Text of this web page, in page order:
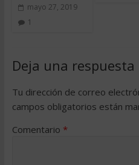
mayo 27, 2019
1
Deja una respuesta
Tu dirección de correo
campos obligatorios están
Comentario *